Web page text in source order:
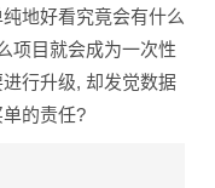
地好看究竟会有什么
项目就会成为一次性
行升级, 却发觉数据
的责任?